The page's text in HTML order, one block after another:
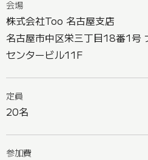
会場
株式会社Too 名古屋支店
名古屋市中区栄三丁目18番1号
センタービル11F
定員
20名
参加費